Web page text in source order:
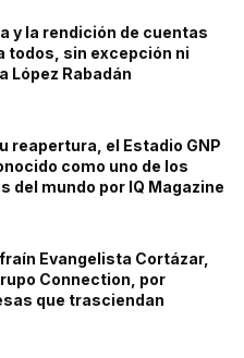
y la rendición de cuentas
todos, sin excepción ni
López Rabadán
reapertura, el Estadio GNP
como uno de los
del mundo por IQ Magazine
Evangelista Cortázar,
Connection, por
que trasciendan